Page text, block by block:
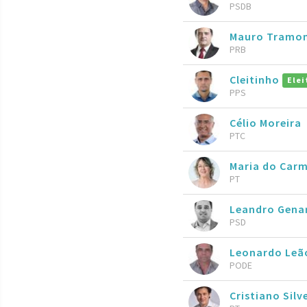
PSDB
Mauro
PRB
Cleitinho
PPS
Célio Moreira
PTC
Maria do
PT
Leandro
PSD
Leonardo
PODE
Cristiano